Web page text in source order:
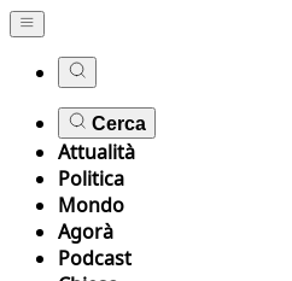
Cerca
Attualità
Politica
Mondo
Agorà
Podcast